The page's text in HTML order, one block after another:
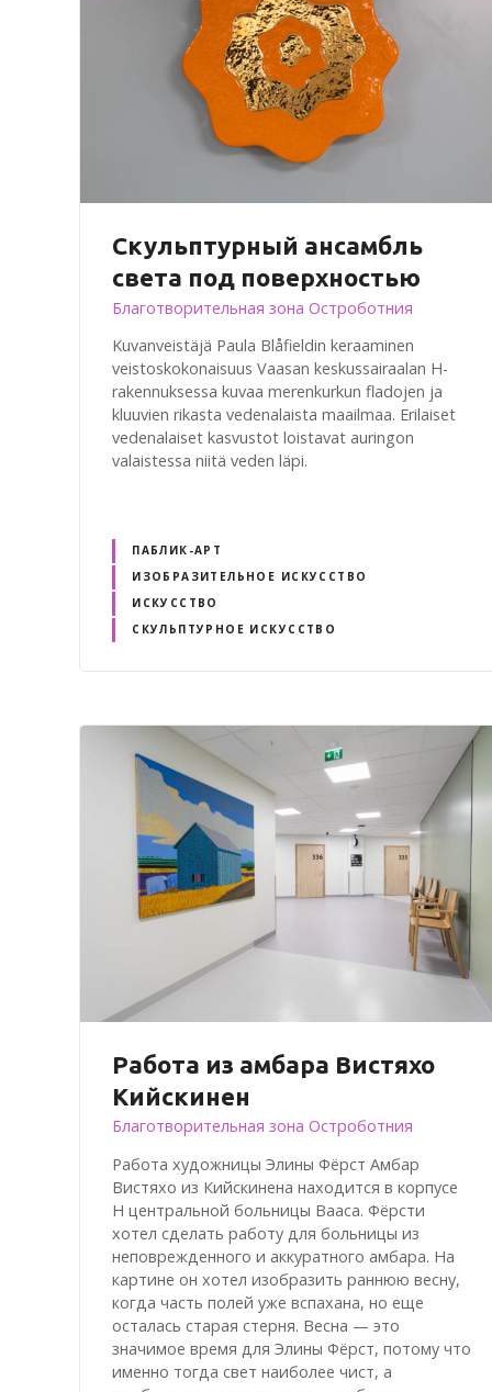
Скульптурный ансамбль
света под поверхностью
Благотворительная зона Остроботния
Kuvanveistäjä Paula Blåfieldin keraaminen
veistoskokonaisuus Vaasan keskussairaalan H-
rakennuksessa kuvaa merenkurkun fladojen ja
kluuvien rikasta vedenalaista maailmaa. Erilaiset
vedenalaiset kasvustot loistavat auringon
valaistessa niitä veden läpi.
ПАБЛИК-АРТ
ИЗОБРАЗИТЕЛЬНОЕ ИСКУССТВО
ИСКУССТВО
СКУЛЬПТУРНОЕ ИСКУССТВО
Работа из амбара Вистяхо
Кийскинен
Благотворительная зона Остроботния
Работа художницы Элины Фёрст Амбар
Вистяхо из Кийскинена находится в корпусе
H центральной больницы Вааса. Фёрсти
хотел сделать работу для больницы из
неповрежденного и аккуратного амбара. На
картине он хотел изобразить раннюю весну,
когда часть полей уже вспахана, но еще
осталась старая стерня. Весна — это
значимое время для Элины Фёрст, потому что
именно тогда свет наиболее чист, а